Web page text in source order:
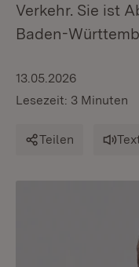
Verkehr. Sie ist
Baden-
13.05.2026
Lesezeit: 3 Minuten
Teilen